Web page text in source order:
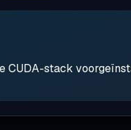
CUDA-stack